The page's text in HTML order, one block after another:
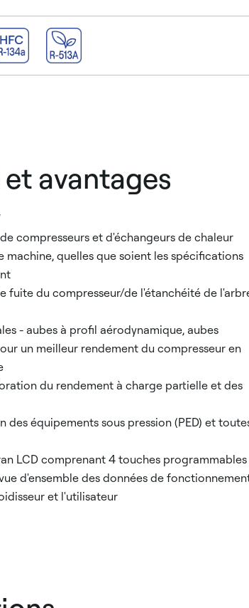
avantages
compresseurs et d'échangeurs de chaleur
quelles que soient les spécifications
fuite du compresseur/de l'étanchéité de
- aubes à profil aérodynamique, aubes
un meilleur rendement du compresseur en
du rendement à charge partielle et des
équipements sous pression (PED) et
LCD comprenant 4 touches programmables
d'ensemble des données de
et l'utilisateur